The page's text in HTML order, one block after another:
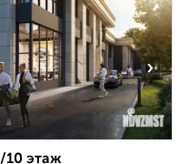
›
10 этаж